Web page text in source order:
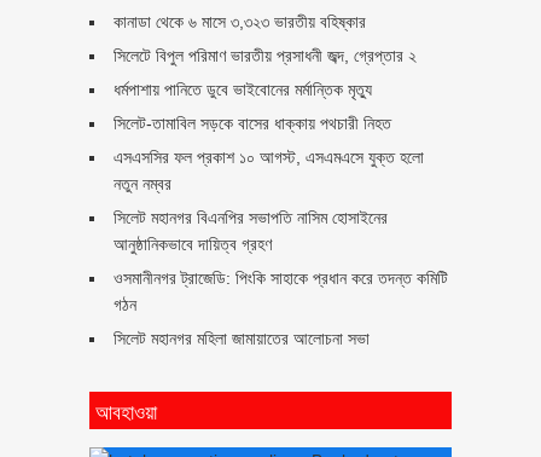
কানাডা থেকে ৬ মাসে ৩,৩২৩ ভারতীয় বহিষ্কার
সিলেটে বিপুল পরিমাণ ভারতীয় প্রসাধনী জব্দ, গ্রেপ্তার ২
ধর্মপাশায় পানিতে ডুবে ভাইবোনের মর্মান্তিক মৃত্যু
সিলেট-তামাবিল সড়কে বাসের ধাক্কায় পথচারী নিহত
এসএসসির ফল প্রকাশ ১০ আগস্ট, এসএমএসে যুক্ত হলো
নতুন নম্বর
সিলেট মহানগর বিএনপির সভাপতি নাসিম হোসাইনের
আনুষ্ঠানিকভাবে দায়িত্ব গ্রহণ
ওসমানীনগর ট্রাজেডি: পিংকি সাহাকে প্রধান করে তদন্ত কমিটি
গঠন
সিলেট মহানগর মহিলা জামায়াতের আলোচনা সভা
আবহাওয়া